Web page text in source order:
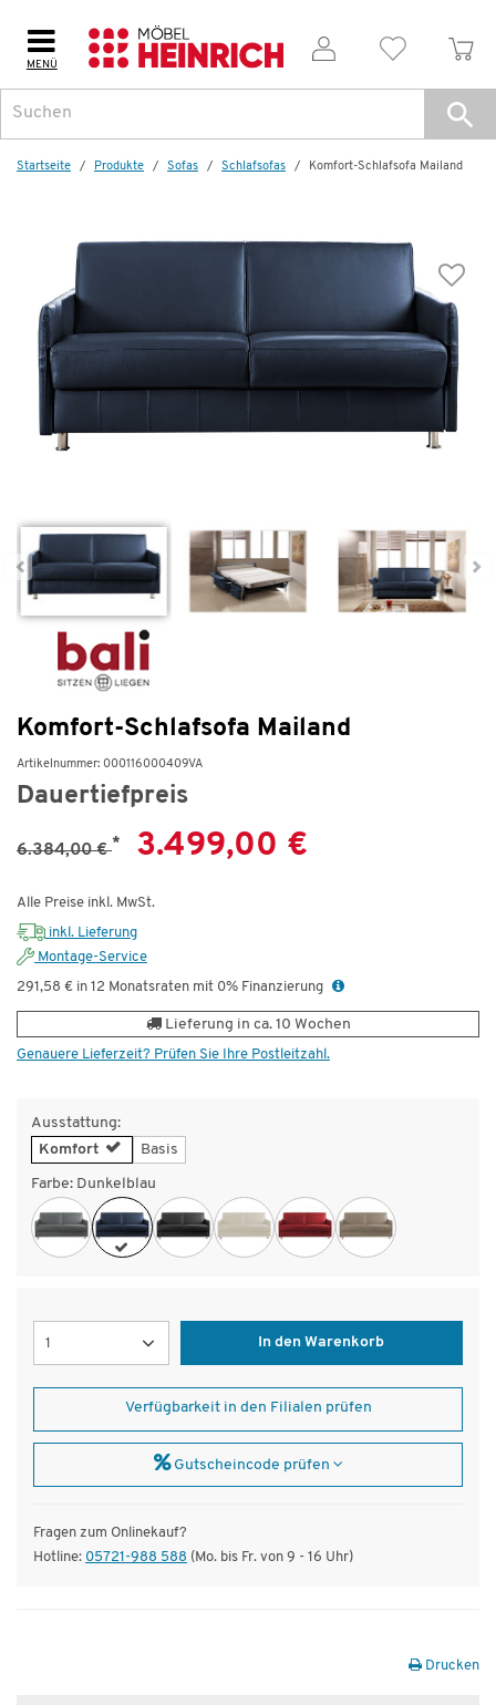
MENÜ
Startseite Produkte Sofas Schlafsofas Komfort-Schlafsofa Mailand
Komfort-Schlafsofa Mailand
Artikelnummer: 000116000409VA
Dauertiefpreis
6.384,00 €* 3.499,00 €
Alle Preise inkl. MwSt.
inkl. Lieferung
Montage-Service
291,58 € in 12 Monatsraten mit 0% Finanzierung
Lieferung in ca. 10 Wochen
Genauere Lieferzeit? Prüfen Sie Ihre Postleitzahl.
Ausstattung:
Komfort
Basis
Farbe: Dunkelblau
In den Warenkorb
Weitere Artikel aus der Serie
Basis-Schlafsofa
Mailand
Verfügbarkeit in den Filialen prüfen
Gutscheincode prüfen
Fragen zum Onlinekauf?
Hotline: 05721-988 588 (Mo. bis Fr. von 9 - 16 Uhr)
Drucken